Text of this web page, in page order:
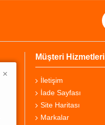
Müşteri Hizmetleri
İletişim
İade Sayfası
Site Haritası
Markalar
×